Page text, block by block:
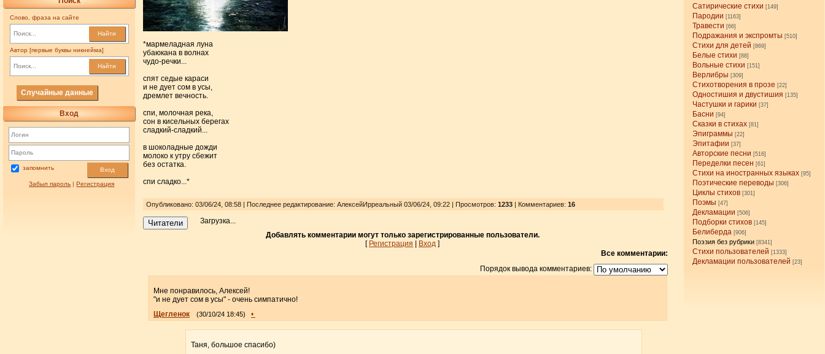
Слово, фраза на сайте
Найти
Автор [первые буквы никнейма]
Найти
Случайные данные
Вход
запомнить Вход
Забыл пароль |Регистрация
Сатирические стихи [149]
Пародии [1163]
Травести [66]
Подражания и экспромты [510]
Стихи для детей [869]
Белые стихи [88]
Вольные стихи [151]
Верлибры [309]
Стихотворения в прозе [22]
Одностишия и двустишия [135]
Частушки и гарики [37]
Басни [94]
Сказки в стихах [81]
Эпиграммы [22]
Эпитафии [37]
Авторские песни [516]
Переделки песен [61]
Стихи на иностранных языках [95]
Поэтические переводы [306]
Циклы стихов [301]
Поэмы [47]
Декламации [506]
Подборки стихов [145]
Белиберда [906]
Поэзия без рубрики [8341]
Стихи пользователей [1333]
Декламации пользователей [23]
*мармеладная луна
убаюкана в волнах
чудо-речки...
спят седые караси
и не дует сом в усы,
дремлет вечность.
спи, молочная река,
сон в кисельных берегах
сладкий-сладкий...
в шоколадные дожди
молоко к утру сбежит
без остатка.
спи сладко...*
Опубликовано: 03/06/24, 08:58 | Последнее редактирование: АлексейИрреальный 03/06/24, 09:22 | Просмотров: 1233| Комментариев: 16
Читатели
Загрузка...
Добавлять комментарии могут только зарегистрированные пользователи.
[ Регистрация | Вход ]
Все комментарии:
Порядок вывода комментариев:
Мне понравилось, Алексей!
"и не дует сом в усы" - очень симпатично!
Щегленок
(30/10/24 18:45) •
Таня, большое спасибо)